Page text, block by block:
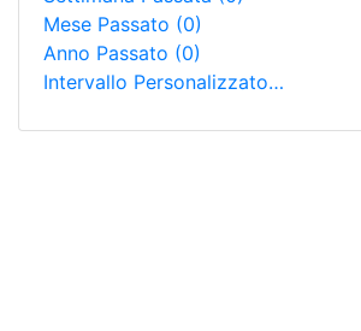
Mese Passato (0)
Anno Passato (0)
Intervallo Personalizzato…